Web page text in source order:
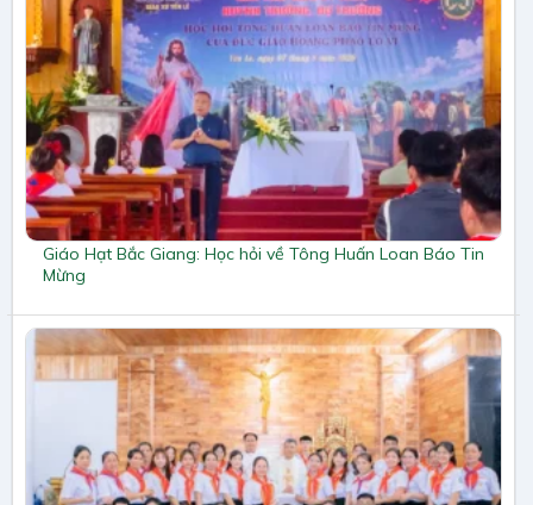
Giáo Hạt Bắc Giang: Học hỏi về Tông Huấn Loan Báo Tin
Mừng